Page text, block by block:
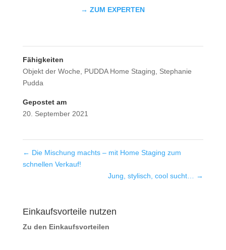
→ ZUM EXPERTEN
Fähigkeiten
Objekt der Woche
PUDDA Home Staging
Stephanie
Pudda
Gepostet am
20. September 2021
← Die Mischung machts – mit Home Staging zum
schnellen Verkauf!
Jung, stylisch, cool sucht…
→
Einkaufsvorteile nutzen
Zu den Einkaufsvorteilen